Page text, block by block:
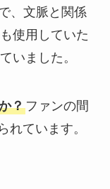
、文脈と関係
使用していた
いました。
？ファンの間
れています。